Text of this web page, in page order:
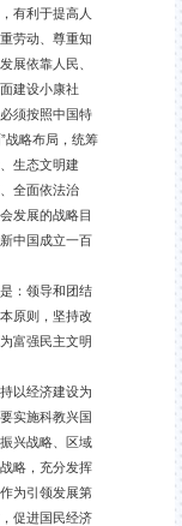
有利于提高人
劳动、尊重知
展依靠人民、
建设小康社
须按照中国特
战略布局，统筹
生态文明建
全面依法治
发展的战略目
中国成立一百
：领导和团结
原则，坚持改
富强民主文明
以经济建设为
实施科教兴国
兴战略、区域
略，充分发挥
为引领发展第
促进国民经济